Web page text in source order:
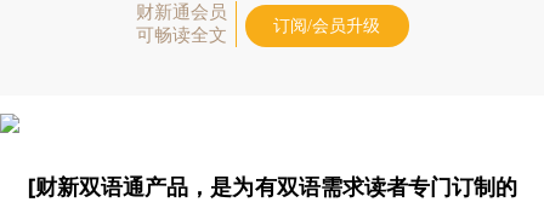
财新通会员
可畅读全文
订阅/会员升级
[财新双语通产品，是为有双语需求读者专门订制的